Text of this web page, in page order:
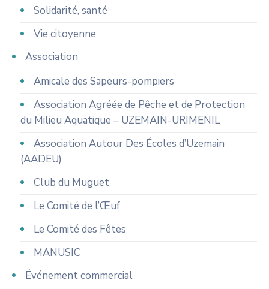
Solidarité, santé
Vie citoyenne
Association
Amicale des Sapeurs-pompiers
Association Agréée de Pêche et de Protection
du Milieu Aquatique – UZEMAIN-URIMENIL
Association Autour Des Écoles d’Uzemain
(AADEU)
Club du Muguet
Le Comité de l’Œuf
Le Comité des Fêtes
MANUSIC
Événement commercial